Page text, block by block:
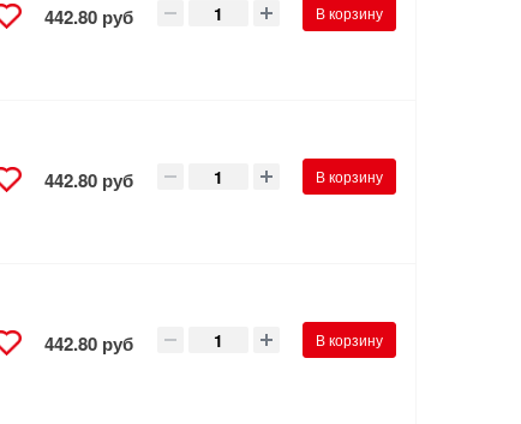
442.80 руб В корзину
442.80 руб В корзину
442.80 руб В корзину